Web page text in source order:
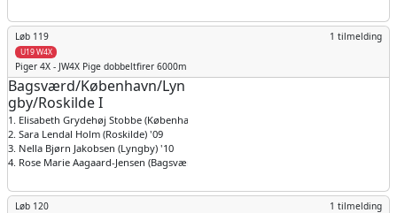
Løb 119 1 tilmelding
U19 W4X
Piger 4X - JW4X Pige dobbeltfirer 6000m
Bagsværd/København/Lyn
gby/Roskilde I
1. Elisabeth Grydehøj Stobbe (København) '10
2. Sara Lendal Holm (Roskilde) '09
3. Nella Bjørn Jakobsen (Lyngby) '10
4. Rose Marie Aagaard-Jensen (Bagsværd) '10
Løb 120 1 tilmelding